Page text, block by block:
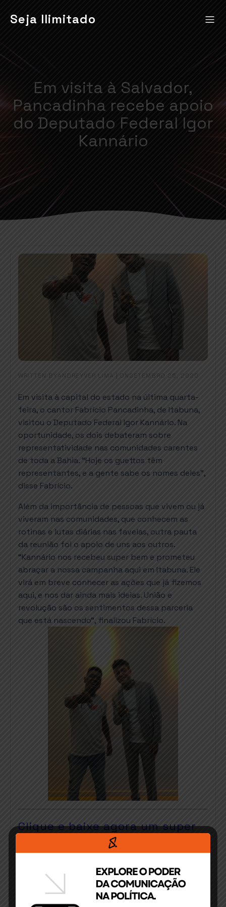
Seja Ilimitado
Em visita à Salvador,
Pancadinha recebe apoio
do Deputado Federal Igor
Kannário
WRITTEN BY ANDREYVER LIMA ONSETEMBRO 25, 2020
Em visita à capital do estado na última quarta-
feira, o cantor Fabrício Pancadinha, de Itabuna,
visitou o Deputado Federal Igor Kannário. Na
oportunidade, os dois debateram sobre
representatividade nas comunidades carentes
de toda a Bahia. “Hoje os guettos têm
representantes, e a gente sabe os nomes deles”,
disse Fabrício.
Além da importância de pessoas que vivem ou já
viveram nas comunidades, que conhecem as
rotinas e lutas diárias nas favelas, outra pauta
da reunião foi o apoio de uns aos outros.
“Kannário nos recebeu super bem e prometeu
abraçar a nossa campanha aqui em Itabuna. Ele
virá em breve conhecer as ações que já fizemos
aqui, e nos dar ainda mais ideias. União e
revolução são os sentimentos dessa parceria
que está nascendo”, finalizou Fabrício.
Clique e baixe agora um super
e-book focado nos desafios de
digital.